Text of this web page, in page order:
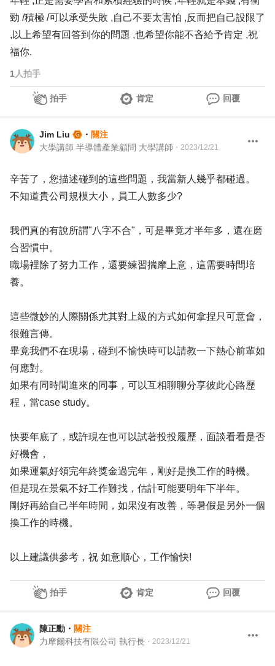
勁 /積極 /可以承受失敗 ,自己不要太害怕 ,反而把自己設限了
,以上希望有回答到你的問題 ,也希望你能不吝給予肯定 ,祝
福你.
1 人拍手
拍手 肯定 回覆
Jim Liu ・ 關注
大學講師 半導體產業顧問 大學講師 ・ 2023/12/21
辛苦了，您描述碰到的這些問題，我當新人幾乎都碰過。
不知道貴公司規模大小，員工人數多少?
我們真的有說所謂"八字不合"，可是畢竟才半年多，還在磨
合習慣中。
職場裡除了努力工作，還要練習揣摩上意，這需要時間培
養。
這些微妙的人際關係尤其對上級的方式如何拿捏只可意會，
很難言傳。
畢竟我們不在現場，碰到不愉快時可以請教一下熱心前輩如
何應對。
如果有同時間進來的同事，可以互相聊聊分享彼此心路歷
程，當case study。
快要年底了，或許現在也可以試著投投履歷，面談看看是否
好機會，
如果運氣好領完年終獎金過完年，剛好是換工作的時機。
但是現在景氣不好工作難找，估計可能要明年下半年。
剛好再給自己半年時間，如果沒有改善，等暑假是另外一個
換工作的時機。
以上建議供參考，祝 如意順心，工作愉快!
拍手 肯定 回覆
陳正勳 ・ 關注
力摩爾科技有限公司 執行長 ・ 2023/12/21